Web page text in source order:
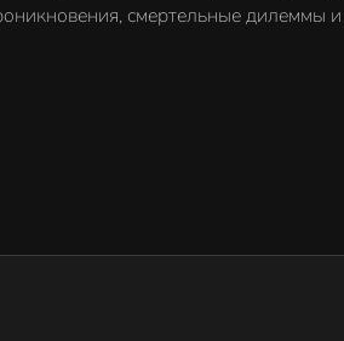
смертельные дилеммы и